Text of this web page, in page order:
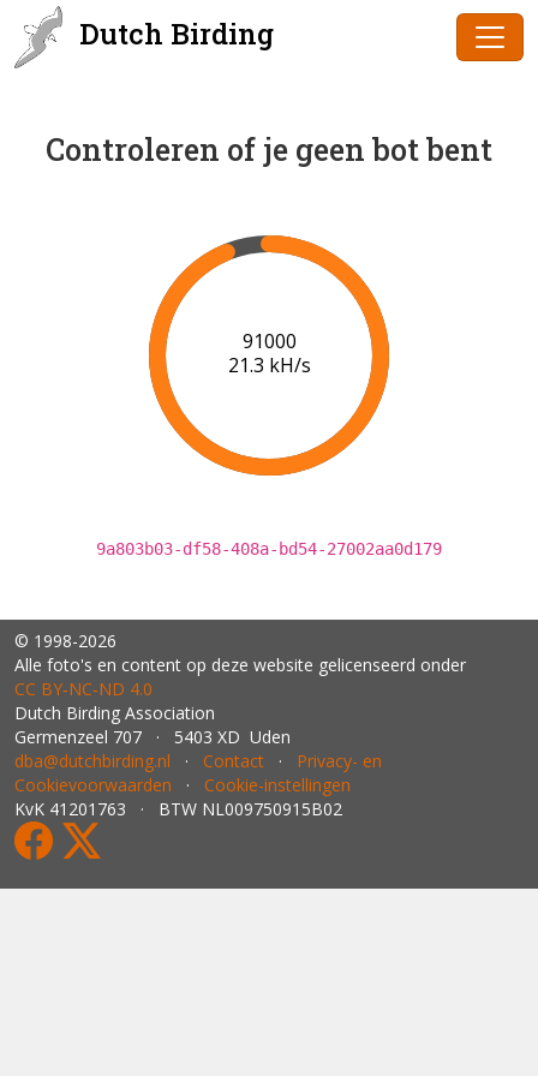
Dutch Birding
Controleren of je geen bot bent
91000
21.3 kH/s
9a803b03-df58-408a-bd54-27002aa0d179
© 1998-2026
Alle foto's en content op deze website gelicenseerd onder
CC BY‑NC‑ND 4.0
Dutch Birding Association
Germenzeel 707 · 5403 XD Uden
dba@dutchbirding.nl · Contact · Privacy- en
Cookievoorwaarden · Cookie-instellingen
KvK 41201763 · BTW NL009750915B02